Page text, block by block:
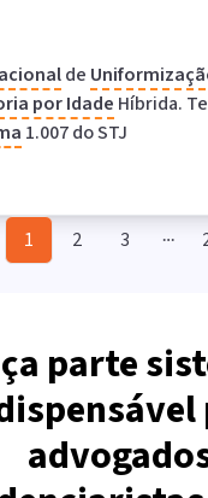
de
por Idade Híbrida.
1.007 do STJ
1 2 3
parte